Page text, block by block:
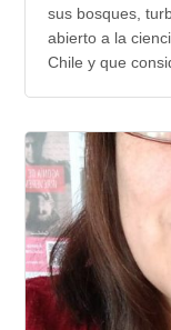
sus bosques,
abierto a la
Chile y que